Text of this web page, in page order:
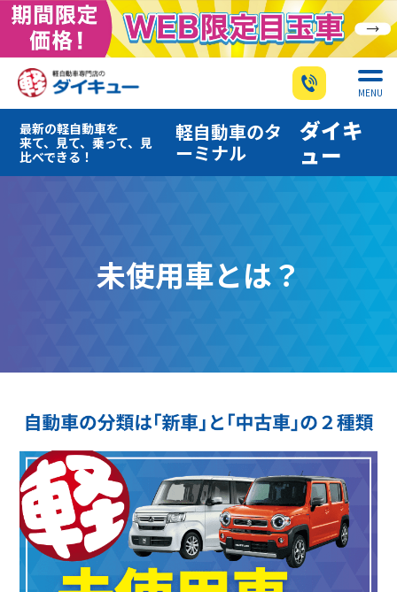
MENU
最新の軽自動車を
来て、見て、乗って、見
比べできる！
軽自動車のタ
ーミナル
ダイキ
ュー
未使用車とは？